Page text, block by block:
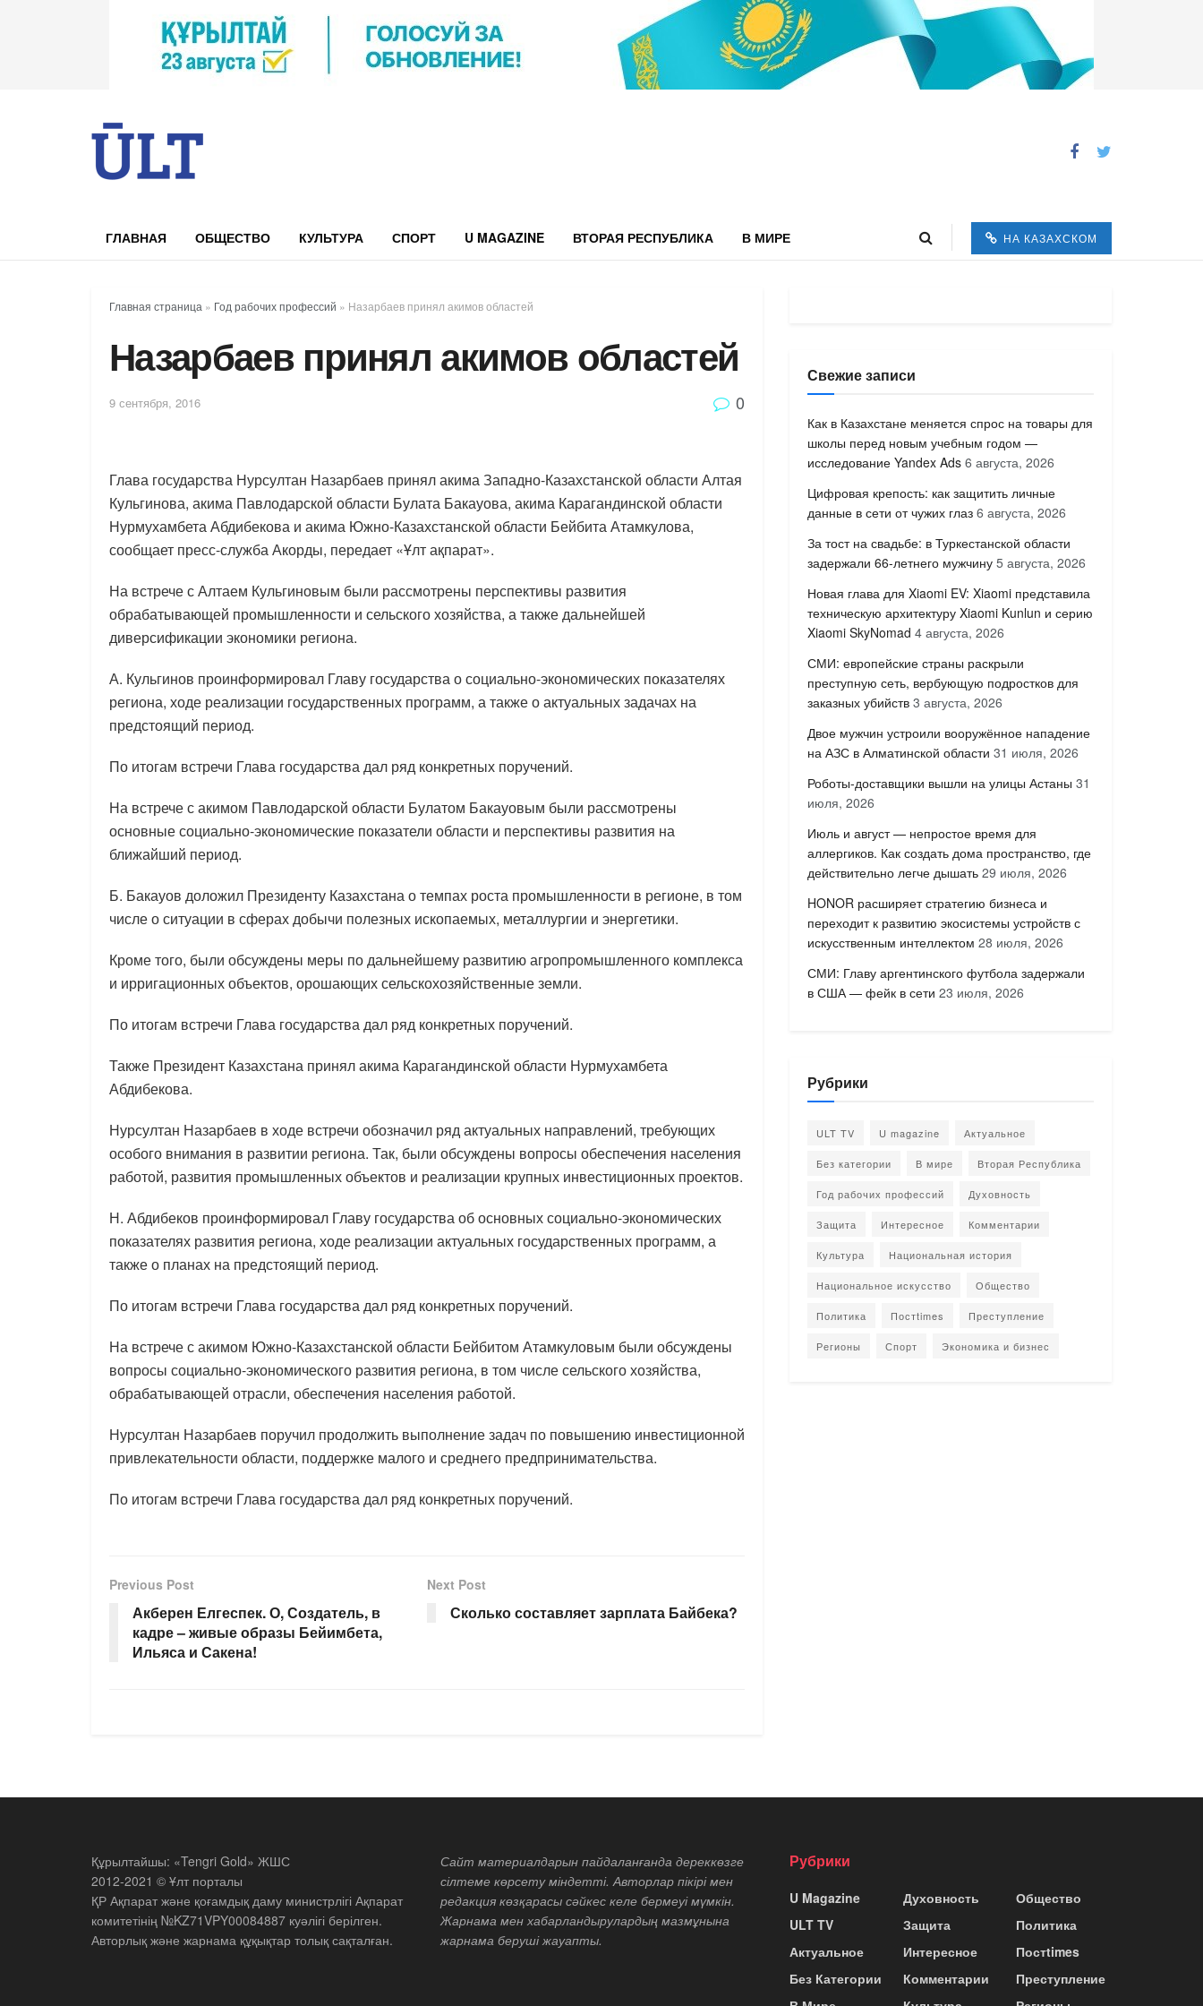
ГЛАВНАЯ ОБЩЕСТВО КУЛЬТУРА СПОРТ U MAGAZINE ВТОРАЯ РЕСПУБЛИКА В МИРЕ НА КАЗАХСКОМ
Главная страница » Год рабочих профессий » Назарбаев принял акимов областей
Назарбаев принял акимов областей
9 сентября, 2016 0
Глава государства Нурсултан Назарбаев принял акима Западно-Казахстанской области Алтая
Кульгинова, акима Павлодарской области Булата Бакауова, акима Карагандинской области
Нурмухамбета Абдибекова и акима Южно-Казахстанской области Бейбита Атамкулова,
сообщает пресс-служба Акорды, передает «Ұлт ақпарат».
На встрече с Алтаем Кульгиновым были рассмотрены перспективы развития
обрабатывающей промышленности и сельского хозяйства, а также дальнейшей
диверсификации экономики региона.
А. Кульгинов проинформировал Главу государства о социально-экономических показателях
региона, ходе реализации государственных программ, а также о актуальных задачах на
предстоящий период.
По итогам встречи Глава государства дал ряд конкретных поручений.
На встрече с акимом Павлодарской области Булатом Бакауовым были рассмотрены
основные социально-экономические показатели области и перспективы развития на
ближайший период.
Б. Бакауов доложил Президенту Казахстана о темпах роста промышленности в регионе, в том
числе о ситуации в сферах добычи полезных ископаемых, металлургии и энергетики.
Кроме того, были обсуждены меры по дальнейшему развитию агропромышленного комплекса
и ирригационных объектов, орошающих сельскохозяйственные земли.
По итогам встречи Глава государства дал ряд конкретных поручений.
Также Президент Казахстана принял акима Карагандинской области Нурмухамбета
Абдибекова.
Нурсултан Назарбаев в ходе встречи обозначил ряд актуальных направлений, требующих
особого внимания в развитии региона. Так, были обсуждены вопросы обеспечения населения
работой, развития промышленных объектов и реализации крупных инвестиционных проектов.
Н. Абдибеков проинформировал Главу государства об основных социально-экономических
показателях развития региона, ходе реализации актуальных государственных программ, а
также о планах на предстоящий период.
По итогам встречи Глава государства дал ряд конкретных поручений.
На встрече с акимом Южно-Казахстанской области Бейбитом Атамкуловым были обсуждены
вопросы социально-экономического развития региона, в том числе сельского хозяйства,
обрабатывающей отрасли, обеспечения населения работой.
Нурсултан Назарбаев поручил продолжить выполнение задач по повышению инвестиционной
привлекательности области, поддержке малого и среднего предпринимательства.
По итогам встречи Глава государства дал ряд конкретных поручений.
Previous Post
Акберен Елгеспек. О, Создатель, в
кадре – живые образы Бейимбета,
Ильяса и Сакена!
Next Post
Сколько составляет зарплата Байбека?
Свежие записи
Как в Казахстане меняется спрос на товары для
школы перед новым учебным годом —
исследование Yandex Ads 6 августа, 2026
Цифровая крепость: как защитить личные
данные в сети от чужих глаз 6 августа, 2026
За тост на свадьбе: в Туркестанской области
задержали 66-летнего мужчину 5 августа, 2026
Новая глава для Xiaomi EV: Xiaomi представила
техническую архитектуру Xiaomi Kunlun и серию
Xiaomi SkyNomad 4 августа, 2026
СМИ: европейские страны раскрыли
преступную сеть, вербующую подростков для
заказных убийств 3 августа, 2026
Двое мужчин устроили вооружённое нападение
на АЗС в Алматинской области 31 июля, 2026
Роботы-доставщики вышли на улицы Астаны 31
июля, 2026
Июль и август — непростое время для
аллергиков. Как создать дома пространство, где
действительно легче дышать 29 июля, 2026
HONOR расширяет стратегию бизнеса и
переходит к развитию экосистемы устройств с
искусственным интеллектом 28 июля, 2026
СМИ: Главу аргентинского футбола задержали
в США — фейк в сети 23 июля, 2026
Рубрики
ULT TV U magazine Актуальное
Без категории В мире Вторая Республика
Год рабочих профессий Духовность
Защита Интересное Комментарии
Культура Национальная история
Национальное искусство Общество
Политика Постtimes Преступление
Регионы Спорт Экономика и бизнес
Құрылтайшы: «Tengri Gold» ЖШС
2012-2021 © Ұлт порталы
ҚР Ақпарат және қоғамдық даму министрлігі Ақпарат
комитетінің №KZ71VPY00084887 куәлігі берілген.
Авторлық және жарнама құқықтар толық сақталған.
Сайт материалдарын пайдаланғанда дереккөзге
сілтеме көрсету міндетті. Авторлар пікірі мен
редакция көзқарасы сәйкес келе бермеуі мүмкін.
Жарнама мен хабарландырулардың мазмұнына
жарнама беруші жауапты.
Рубрики
U Magazine
ULT TV
Актуальное
Без Категории
Духовность
Защита
Интересное
Комментарии
Общество
Политика
Постtimes
Преступление